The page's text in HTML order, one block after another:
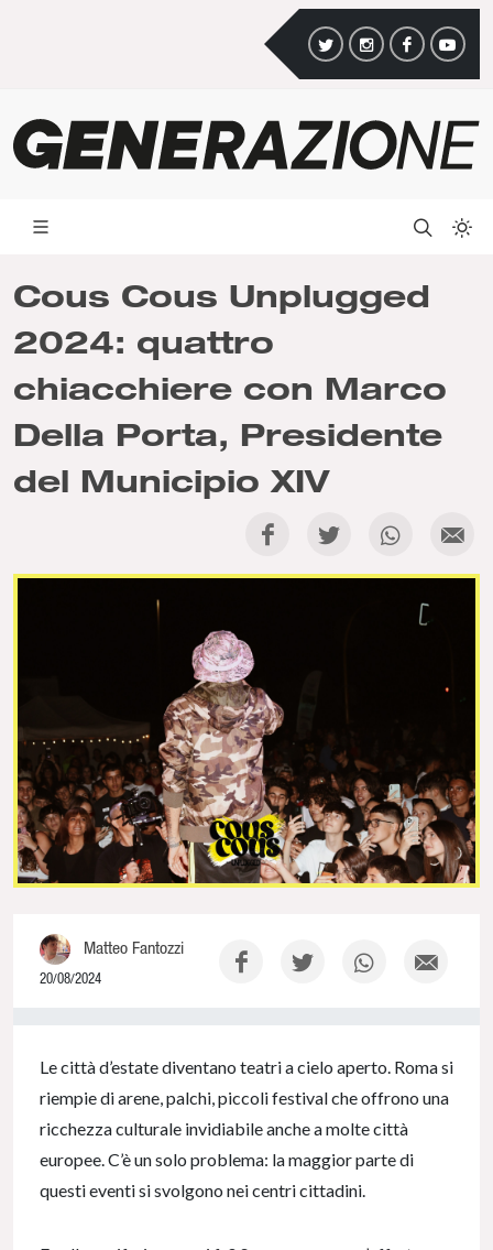
Cous Cous Unplugged
2024: quattro
chiacchiere con Marco
Della Porta, Presidente
del Municipio XIV
Matteo Fantozzi
20/08/2024
Le città d’estate diventano teatri a cielo aperto. Roma si
riempie di arene, palchi, piccoli festival che offrono una
ricchezza culturale invidiabile anche a molte città
europee. C’è un solo problema: la maggior parte di
questi eventi si svolgono nei centri cittadini.